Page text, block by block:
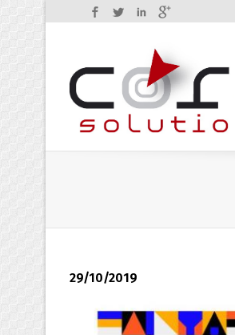
Facebook
TwitterLinkedIn
29/10/2019